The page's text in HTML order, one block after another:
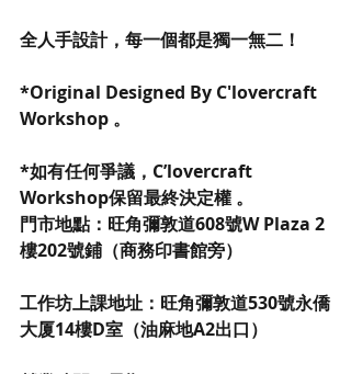
全人手設計，每一個都是獨一無二！
*Original Designed By C'lovercraft
Workshop 。
*如有任何爭議，C’lovercraft
Workshop保留最終決定權 。
門市地點：旺角彌敦道608號W Plaza 2
樓202號鋪（商務印書館旁）
工作坊上課地址：旺角彌敦道530號永僑
大厦14樓D室（油麻地A2出口）